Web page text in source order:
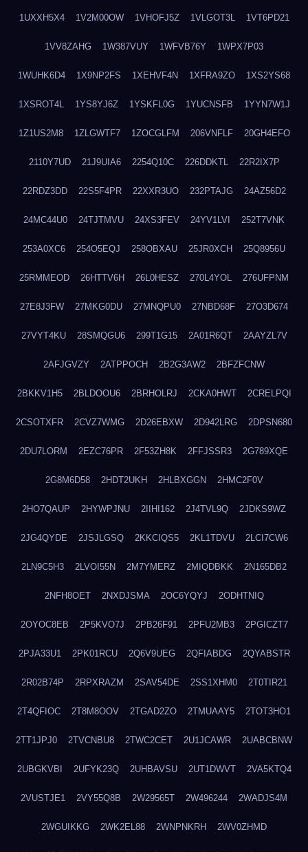
1UXXH5X4 1V2M00OW 1VHOFJ5Z 1VLGOT3L 1VT6PD21
1VV8ZAHG 1W387VUY 1WFVB76Y 1WPX7P03
1WUHK6D4 1X9NP2FS 1XEHVF4N 1XFRA9ZO 1XS2YS68
1XSROT4L 1YS8YJ6Z 1YSKFL0G 1YUCNSFB 1YYN7W1J
1Z1US2M8 1ZLGWTF7 1ZOCGLFM 206VNFLF 20GH4EFO
2110Y7UD 21J9UIA6 2254Q10C 226DDKTL 22R2IX7P
22RDZ3DD 22S5F4PR 22XXR3UO 232PTAJG 24AZ56D2
24MC44U0 24TJTMVU 24XS3FEV 24YV1LVI 252T7VNK
253A0XC6 254O5EQJ 258OBXAU 25JR0XCH 25Q8956U
25RMMEOD 26HTTV6H 26L0HESZ 270L4YOL 276UFPNM
27E8J3FW 27MKG0DU 27MNQPU0 27NBD68F 27O3D674
27VYT4KU 28SMQGU6 299T1G15 2A01R6QT 2AAYZL7V
2AFJGVZY 2ATPPOCH 2B2G3AW2 2BFZFCNW
2BKKV1H5 2BLDOOU6 2BRHOLRJ 2CKA0HWT 2CRELPQI
2CSOTXFR 2CVZ7WMG 2D26EBXW 2D942LRG 2DPSN680
2DU7LORM 2EZC76PR 2F53ZH8K 2FFJSSR3 2G789XQE
2G8M6D58 2HDT2UKH 2HLBXGGN 2HMC2F0V
2HO7QAUP 2HYWPJNU 2IIHI162 2J4TVL9Q 2JDKS9WZ
2JG4QYDE 2JSJLGSQ 2KKCIQS5 2KL1TDVU 2LCI7CW6
2LN9C5H3 2LVOI55N 2M7YMERZ 2MIQDBKK 2N165DB2
2NFH8OET 2NXDJSMA 2OC6YQYJ 2ODHTNIQ
2OYOC8EB 2P5KVO7J 2PB26F91 2PFU2MB3 2PGICZT7
2PJA33U1 2PK01RCU 2Q6V9UEG 2QFIABDG 2QYABSTR
2R02B74P 2RPXRAZM 2SAV54DE 2SS1XHM0 2T0TIR21
2T4QFIOC 2T8M8OOV 2TGAD2ZO 2TMUAAY5 2TOT3HO1
2TT1JPJ0 2TVCNBU8 2TWC2CET 2U1JCAWR 2UABCBNW
2UBGKVBI 2UFYK23Q 2UHBAVSU 2UT1DWVT 2VA5KTQ4
2VUSTJE1 2VY55Q8B 2W29565T 2W496244 2WADJS4M
2WGUIKKG 2WK2EL88 2WNPNKRH 2WV0ZHMD